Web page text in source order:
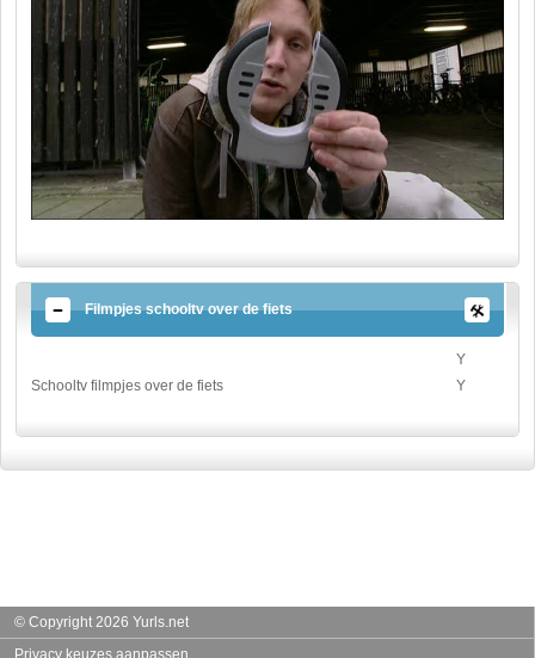
Filmpjes schooltv over de fiets
Y
Schooltv filmpjes over de fiets
Y
© Copyright 2026 Yurls.net